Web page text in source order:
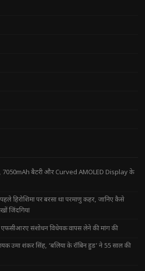
7050mAh बैटरी और Curved AMOLED Display के
हिरोशिमा पर बरसा था परमाणु कहर, जानिए कैसे
जिंदगियां
एफसीआरए संशोधन विधेयक वापस लेने की मांग की
उमा शंकर सिंह, ‘बलिया के रॉबिन हुड’ ने 55 साल की